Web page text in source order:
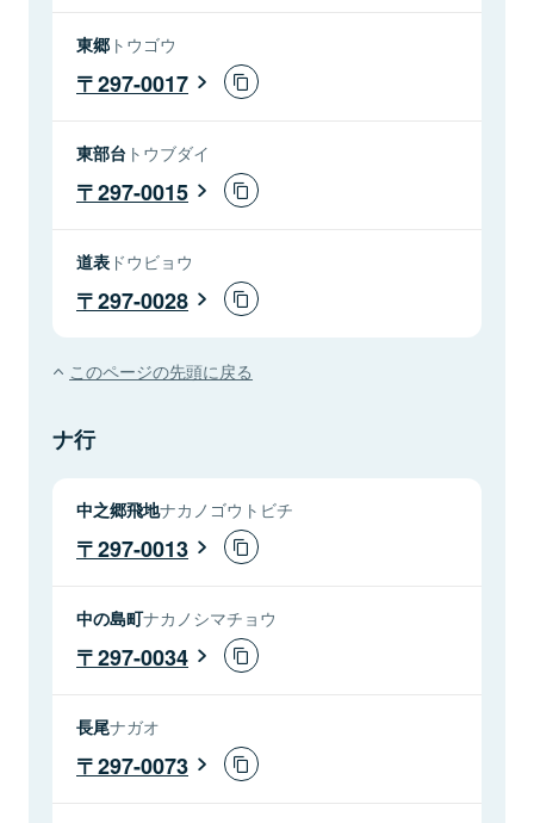
東郷 トウゴウ
297-0017
東部台 トウブダイ
297-0015
道表 ドウビョウ
297-0028
このページの先頭に戻る
ナ行
中之郷飛地ナカノゴウトビチ
297-0013
中の島町ナカノシマチョウ
297-0034
長尾ナガオ
297-0073